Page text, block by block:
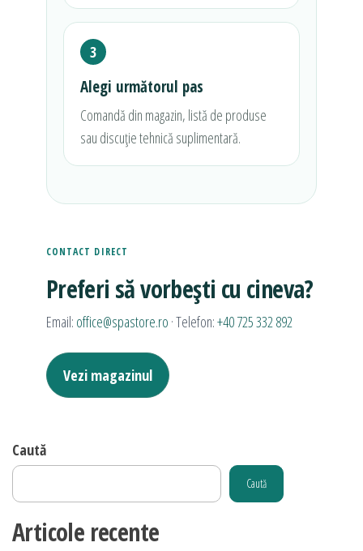
3
Alegi următorul pas
Comandă din magazin, listă de produse
sau discuție tehnică suplimentară.
CONTACT DIRECT
Preferi să vorbești cu cineva?
Email: office@spastore.ro · Telefon:+40 725 332 892
Vezi magazinul
Caută
Caută
Articole recente